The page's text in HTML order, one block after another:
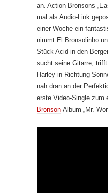
an. Action Bronsons
mal als Audio-Link
einer Woche ein
nimmt El Bronsolinho
Stück Acid in den
sucht seine Gitarre,
Harley in Richtung
nah dran an der
erste Video-Single zum
Bronson-Album „Mr.